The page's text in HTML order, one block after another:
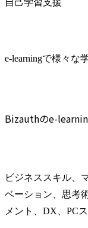
e-learningで様々な
Bizauthのe-
ビジネススキル、
ベーション、思考
メント、DX、PC